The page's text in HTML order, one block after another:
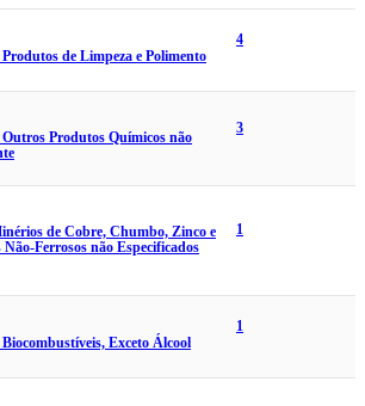
de Limpeza e Polimento
4
Outros Produtos Químicos não
3
de Cobre, Chumbo, Zinco e
Ferrosos não Especificados
1
Exceto Álcool
1